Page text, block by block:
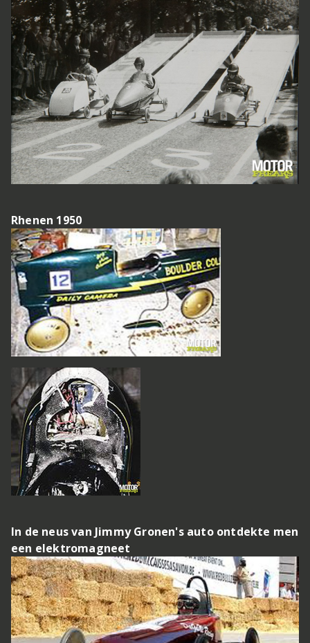
Rhenen 1950
In de neus van Jimmy Gronen's auto ontdekte men
een elektromagneet